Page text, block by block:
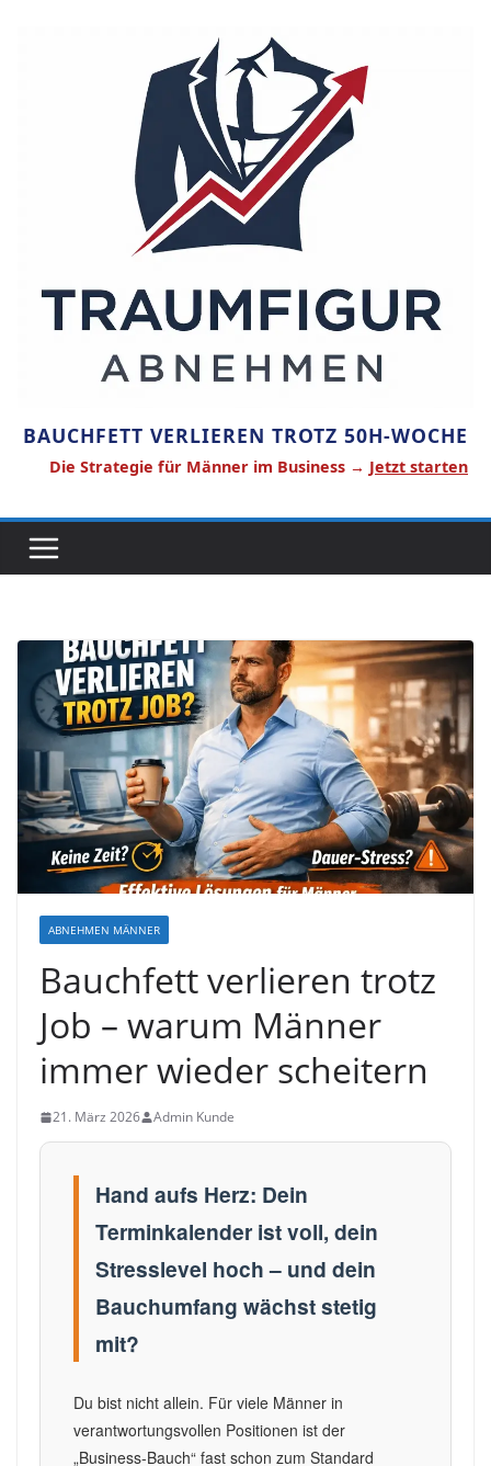
BAUCHFETT VERLIEREN TROTZ 50H-WOCHE
Die Strategie für Männer im Business → Jetzt starten
ABNEHMEN MÄNNER
Bauchfett verlieren trotz
Job – warum Männer
immer wieder scheitern
21. März 2026 Admin Kunde
Hand aufs Herz: Dein
Terminkalender ist voll, dein
Stresslevel hoch – und dein
Bauchumfang wächst stetig
mit?
Du bist nicht allein. Für viele Männer in
verantwortungsvollen Positionen ist der
„Business-Bauch“ fast schon zum Standard